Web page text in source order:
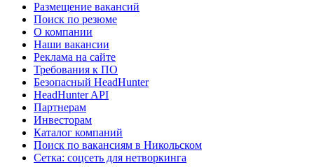
Размещение вакансий
Поиск по резюме
О компании
Наши вакансии
Реклама на сайте
Требования к ПО
Безопасный HeadHunter
HeadHunter API
Партнерам
Инвесторам
Каталог компаний
Поиск по вакансиям в Никольском
Сетка: соцсеть для нетворкинга